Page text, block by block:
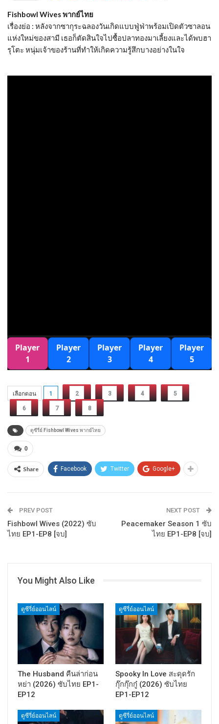
Fishbowl Wives พากย์ไทย
เรื่องย่อ : หลังจากซากุระฉลองวันเกิดแบบฟู่ฟ่าพร้อมเปิดตัวซาลอน
แห่งใหม่ของสามี เธอก็ตัดสินใจไปซื้อปลาทองมาเลี้ยงและได้พบฮา
รุโตะ หนุ่มเจ้าของร้านที่ทำให้เกิดความรู้สึกบางอย่างในใจ
เลือกตอน 1 2 3 4 5
6 7 8
ดูซีรี่ย์ Fishbowl Wives พากย์ไทย
0
Share Facebook Twitter Google+
PREV POST
Fishbowl Wives (2022) ซับ
ไทย EP1-EP8 [จบ]
NEXT POST
Peacemaker Season 1 ซับ
ไทย EP1-EP8 [จบ]
You Might Also Like
ดูซีรี่ย์ออนไลน์
The Husband คืนล่าก่อน
หย่า (2026) ซับไทย EP1-
EP12
ดูซีรี่ย์ออนไลน์
Spooky In Love สะดุดรัก
กุ๊กกุ๊กกู๋ (2026) ซับไทย
EP1-EP12
ดูซีรี่ย์ออนไลน์ ดูซีรี่ย์ออนไลน์